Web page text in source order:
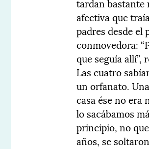
tardan bastante
afectiva que
padres desde el
conmovedora:
que seguía allí”,
Las cuatro
un orfanato.
casa ése no era
lo sacábamos
principio, no
años, se